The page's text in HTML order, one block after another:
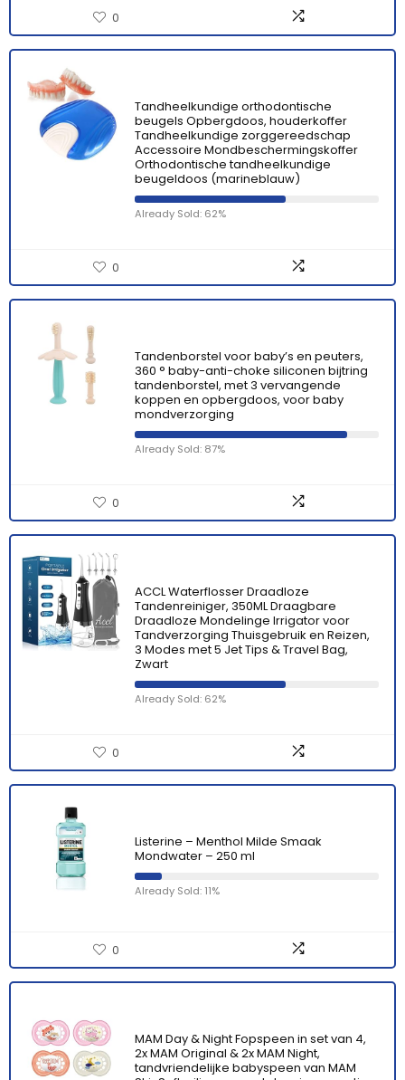
0
Tandheelkundige orthodontische
beugels Opbergdoos, houderkoffer
Tandheelkundige zorggereedschap
Accessoire Mondbeschermingskoffer
Orthodontische tandheelkundige
beugeldoos (marineblauw)
Already Sold: 62%
0
Tandenborstel voor baby’s en peuters,
360 ° baby-anti-choke siliconen bijtring
tandenborstel, met 3 vervangende
koppen en opbergdoos, voor baby
mondverzorging
Already Sold: 87%
0
ACCL Waterflosser Draadloze
Tandenreiniger, 350ML Draagbare
Draadloze Mondelinge Irrigator voor
Tandverzorging Thuisgebruik en Reizen,
3 Modes met 5 Jet Tips & Travel Bag,
Zwart
Already Sold: 62%
0
Listerine – Menthol Milde Smaak
Mondwater – 250 ml
Already Sold: 11%
0
MAM Day & Night Fopspeen in set van 4,
2x MAM Original & 2x MAM Night,
tandvriendelijke babyspeen van MAM